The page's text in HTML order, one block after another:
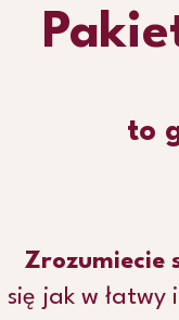
to
Zrozumiecie
się jak w łatwy